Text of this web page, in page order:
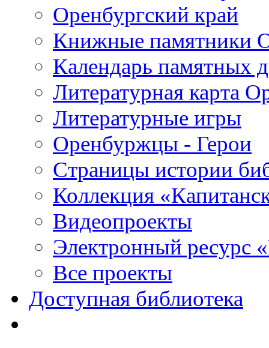
Оренбургский край
Книжные памятники
Календарь памятных
Литературная карта
Литературные игры
Оренбуржцы - Герои
Страницы истории
Коллекция
Видеопроекты
Электронный ресурс
Все проекты
Доступная библиотека